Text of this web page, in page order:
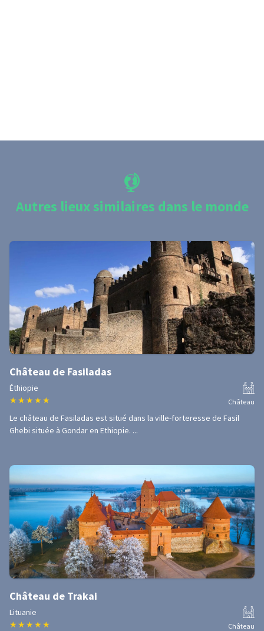
Autres lieux similaires dans le monde
Château de Fasiladas
Éthiopie
★ ★ ★ ★ ★ Château
Le château de Fasiladas est situé dans la ville-forteresse de Fasil
Ghebi située à Gondar en Ethiopie. ...
Château de Trakai
Lituanie
★ ★ ★ ★ ★ Château